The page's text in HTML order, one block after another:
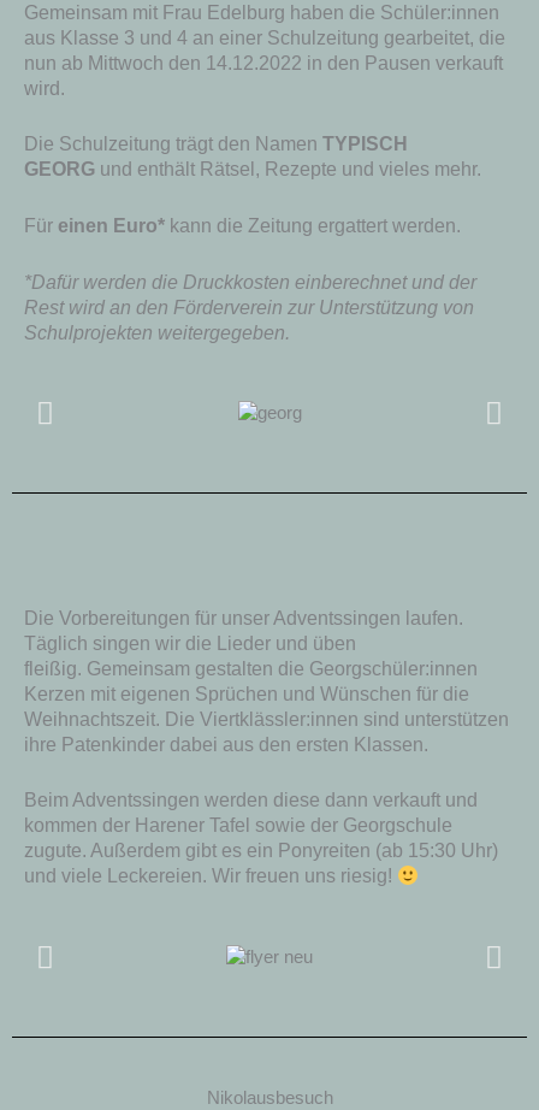
Gemeinsam mit Frau Edelburg haben die Schüler:innen
aus Klasse 3 und 4 an einer Schulzeitung gearbeitet, die
nun ab Mittwoch den 14.12.2022 in den Pausen verkauft
wird.
Die Schulzeitung trägt den Namen TYPISCH
GEORG und enthält Rätsel, Rezepte und vieles mehr.
Für einen Euro* kann die Zeitung ergattert werden.
*Dafür werden die Druckkosten einberechnet und der
Rest wird an den Förderverein zur Unterstützung von
Schulprojekten weitergegeben.
Die Vorbereitungen für unser Adventssingen laufen.
Täglich singen wir die Lieder und üben
fleißig. Gemeinsam gestalten die Georgschüler:innen
Kerzen mit eigenen Sprüchen und Wünschen für die
Weihnachtszeit. Die Viertklässler:innen sind unterstützen
ihre Patenkinder dabei aus den ersten Klassen.
Beim Adventssingen werden diese dann verkauft und
kommen der Harener Tafel sowie der Georgschule
zugute. Außerdem gibt es ein Ponyreiten (ab 15:30 Uhr)
und viele Leckereien. Wir freuen uns riesig!
Nikolausbesuch